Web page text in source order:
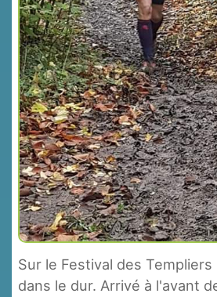
Sur le Festival des Templiers
dans le dur. Arrivé à l'avant